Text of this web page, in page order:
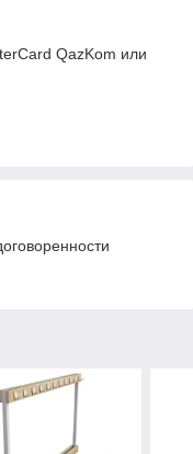
QazKom или